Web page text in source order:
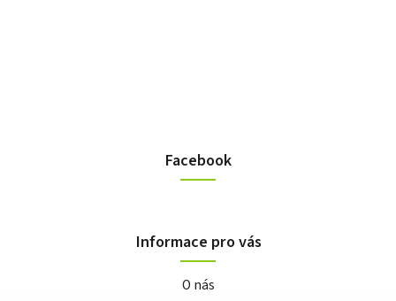
Facebook
Informace pro vás
O nás